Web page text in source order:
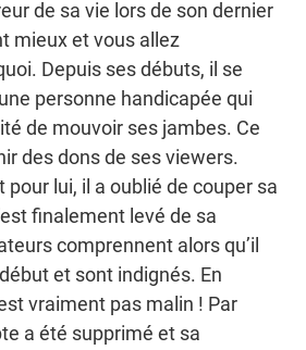
de sa vie lors de son dernier
mieux et vous allez
Depuis ses débuts, il se
personne handicapée qui
de mouvoir ses jambes. Ce
des dons de ses viewers.
lui, il a oublié de couper sa
finalement levé de sa
comprennent alors qu’il
et sont indignés. En
vraiment pas malin ! Par
a été supprimé et sa